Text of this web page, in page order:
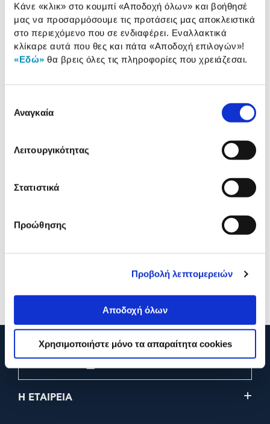
Κάνε «κλικ» στο κουμπί «Αποδοχή όλων» και βοήθησέ
μας να προσαρμόσουμε τις προτάσεις μας αποκλειστικά
στο περιεχόμενο που σε ενδιαφέρει. Εναλλακτικά
κλίκαρε αυτά που θες και πάτα «Αποδοχή επιλογών»!
«Εδώ» θα βρεις όλες τις πληροφορίες που χρειάζεσαι.
συγκατάθεσης
Αναγκαία
Λειτουργικότητας
Στατιστικά
Προώθησης
Προβολή λεπτομερειών
Αποδοχή όλων
Χρησιμοποιήστε μόνο τα απαραίτητα cookies
Αξιολογήσεις
Αξιολογήσεις
Δες τι κλίκαραν όσοι είδαν το ίδιο
Xiaomi Θήκη Flip για Redmi
Pad Μαύρη
Xiaomi Redmi Pad 2
210 2895000
Η ΕΤΑΙΡΕΙΑ